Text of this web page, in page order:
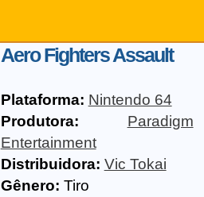
Aero Fighters Assault
Plataforma: Nintendo 64
Produtora:
Paradigm
Entertainment
Distribuidora: Vic Tokai
Gênero: Tiro